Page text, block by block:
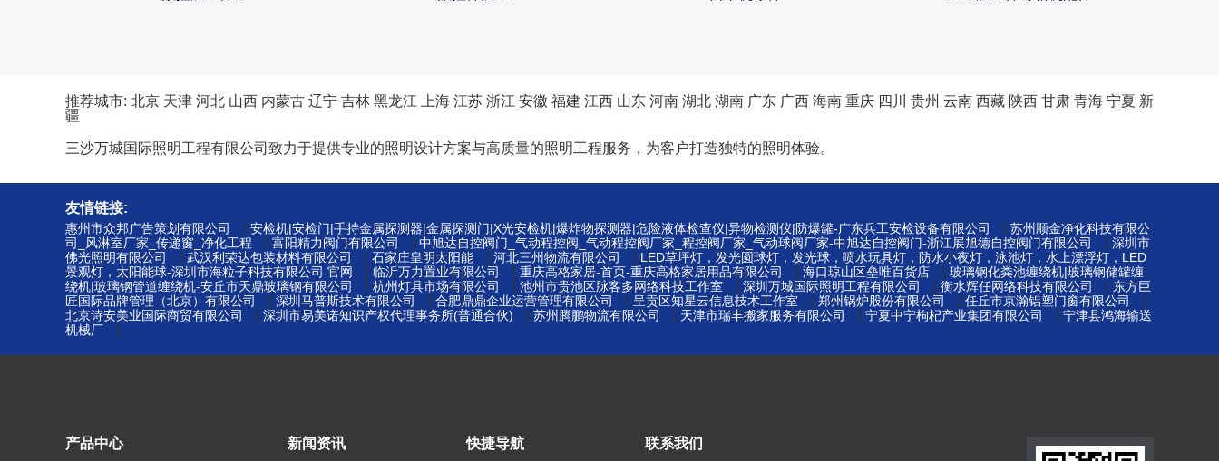
推荐城市: 北京 天津 河北 山西 内蒙古 辽宁 吉林 黑龙江 上海 江苏 浙江 安徽 福建 江西 山东 河南 湖北 湖南 广东 广西 海南 重庆 四川 贵州 云南 西藏 陕西 甘肃 青海 宁夏 新
疆
三沙万城国际照明工程有限公司致力于提供专业的照明设计方案与高质量的照明工程服务，为客户打造独特的照明体验。
友情链接:
惠州市众邦广告策划有限公司 安检机|安检门|手持金属探测器|金属探测门|X光安检机|爆炸物探测器|危险液体检查仪|异物检测仪|防爆罐-广东兵工安检设备有限公司
苏州顺金净化科技有限公
司_风淋室厂家_传递窗_净化工程
富阳精力阀门有限公司 中旭达自控阀门_气动程控阀_气动程控阀厂家_程控阀厂家_气动球阀厂家-中旭达自控阀门-浙江展旭德自控阀门有限公司
深圳市
佛光照明有限公司
武汉利荣达包装材料有限公司 石家庄皇明太阳能 河北三州物流有限公司
LED草坪灯，发光圆球灯，发光球，喷水玩具灯，防水小夜灯，泳池灯，水上漂浮灯，LED
景观灯，太阳能球-深圳市海粒子科技有限公司 官网
临沂万力置业有限公司 重庆高格家居-首页-重庆高格家居用品有限公司 海口琼山区垒唯百货店
玻璃钢化粪池缠绕机|玻璃钢储罐缠
绕机|玻璃钢管道缠绕机-安丘市天鼎玻璃钢有限公司
杭州灯具市场有限公司 池州市贵池区脉客多网络科技工作室 深圳万城国际照明工程有限公司 衡水辉任网络科技有限公司
东方巨
匠国际品牌管理（北京）有限公司
深圳马普斯技术有限公司 合肥鼎鼎企业运营管理有限公司 呈贡区知星云信息技术工作室 郑州锅炉股份有限公司 任丘市京瀚铝塑门窗有限公司
北京诗安美业国际商贸有限公司 深圳市易美诺知识产权代理事务所(普通合伙) 苏州腾鹏物流有限公司 天津市瑞丰搬家服务有限公司 宁夏中宁枸杞产业集团有限公司
宁津县鸿海输送
机械厂
产品中心 新闻资讯 快捷导航 联系我们